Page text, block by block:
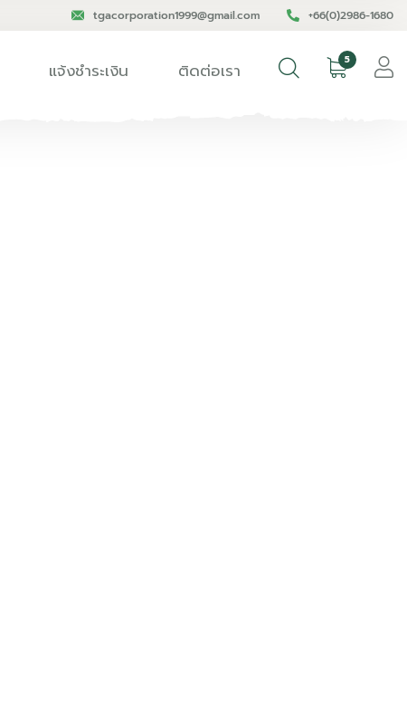
tgacorporation1999@gmail.com +66(0)2986-1680
แจ้งชำระเงิน ติดต่อเรา 5